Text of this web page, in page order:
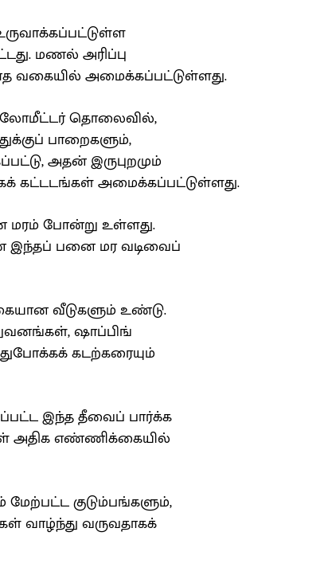
மணல் அரிப்பு
வகையில் அமைக்கப்பட்டுள்ளது.
தொலைவில்,
பாறைகளும்,
அதன் இருபுறமும்
கட்டடங்கள் அமைக்கப்பட்டுள்ளது.
மரம் போன்று உள்ளது.
இந்தப் பனை மர வடிவைப்
வீடுகளும் உண்டு.
ஷாப்பிங்
கடற்கரையும்
இந்த தீவைப் பார்க்க
அதிக எண்ணிக்கையில்
குடும்பங்களும்,
வாழ்ந்து வருவதாகக்